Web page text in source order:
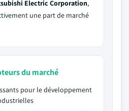
Electric Corporation,
une part de marché
du marché
pour le développement